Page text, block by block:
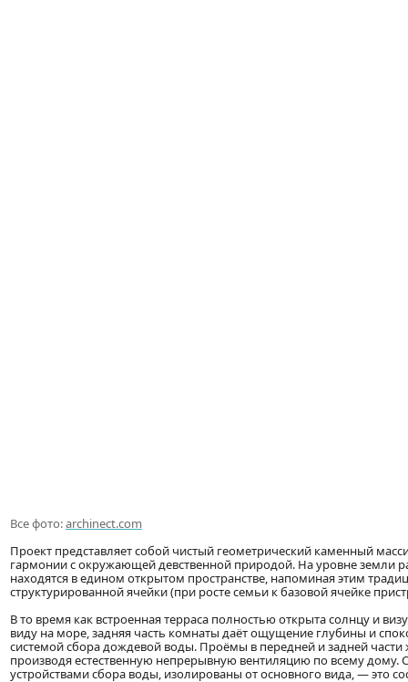
Все фото:archinect.com
Проект представляет собой чистый геометрический каменный
гармонии с окружающей девственной природой. На уровне земли
находятся в едином открытом пространстве, напоминая этим
структурированной ячейки (при росте семьи к базовой ячейке
В то время как встроенная терраса полностью открыта солнцу и
виду на море, задняя часть комнаты даёт ощущение глубины и
системой сбора дождевой воды. Проёмы в передней и задней
производя естественную непрерывную вентиляцию по всему дому.
устройствами сбора воды, изолированы от основного вида, — это